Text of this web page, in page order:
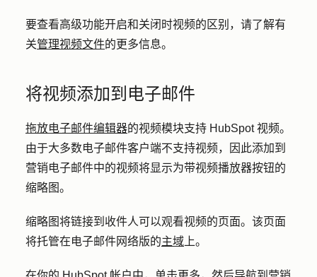
要查看高级功能开启和关闭时视频的区别，请了解有
关管理视频文件的更多信息。
将视频添加到电子邮件
拖放电子邮件编辑器的视频模块支持 HubSpot 视频。
由于大多数电子邮件客户端不支持视频，因此添加到
营销电子邮件中的视频将显示为带视频播放器按钮的
缩略图。
缩略图将链接到收件人可以观看视频的页面。该页面
将托管在电子邮件网络版的主域 上。